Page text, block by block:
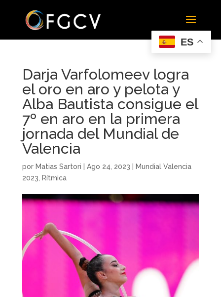
Darja Varfolomeev logra
el oro en aro y pelota y
Alba Bautista consigue el
7º en aro en la primera
jornada del Mundial de
Valencia
por Matias Sartori Ago 24, 2023
Mundial Valencia
2023
Rítmica
ES